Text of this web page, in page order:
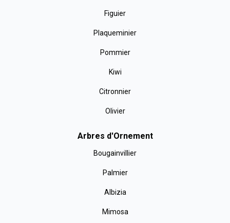
Figuier
Plaqueminier
Pommier
Kiwi
Citronnier
Olivier
Arbres d'Ornement
Bougainvillier
Palmier
Albizia
Mimosa